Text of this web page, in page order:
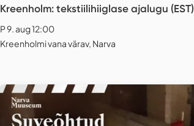
Kreenholm: tekstiilihiiglase ajalugu (EST)
P 9. aug 12:00
Kreenholmi vana värav, Narva